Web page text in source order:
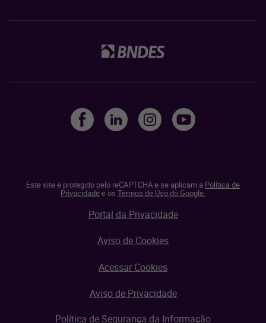
Este site é protegido pelo reCAPTCHA e se aplicam a Política de
Privacidadee os Termos de Uso do Google.
Portal da Privacidade
Aviso de Cookies
Acessar Cookies
Aviso de Privacidade
Política de Segurança da Informação